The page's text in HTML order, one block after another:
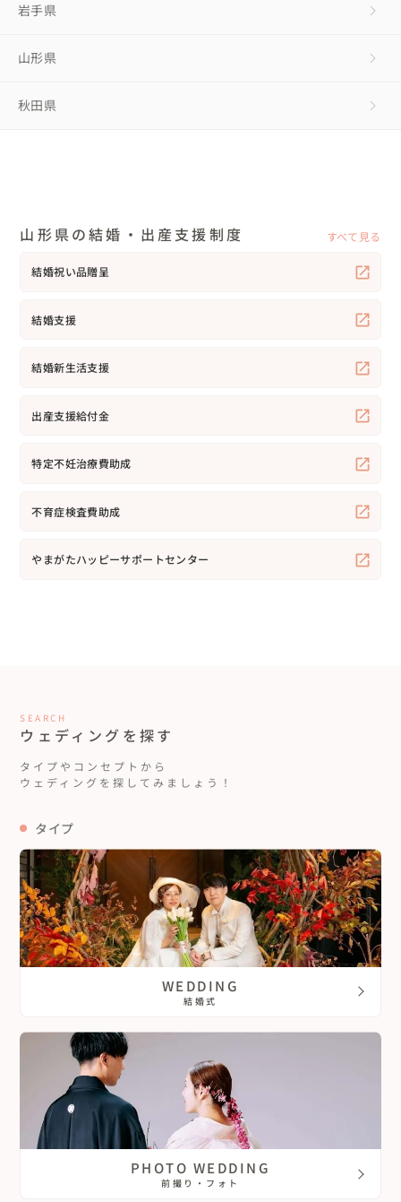
岩手県
山形県
秋田県
山形県の結婚・出産支援制度 すべて見る
結婚祝い品贈呈
結婚支援
結婚新生活支援
出産支援給付金
特定不妊治療費助成
不育症検査費助成
やまがたハッピーサポートセンター
SEARCH
ウェディングを探す
タイプやコンセプトから
ウェディングを探してみましょう！
タイプ
WEDDING
結婚式
PHOTO WEDDING
前撮り・フォト